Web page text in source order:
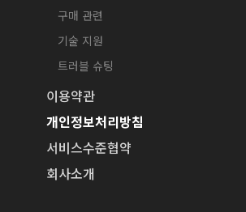
구매 관련
기술 지원
트러블 슈팅
이용약관
개인정보처리방침
서비스수준협약
회사소개